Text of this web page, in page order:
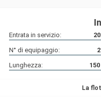
incluso, servizio di
Nespresso.
Entrata in servizio:
N° di equipaggio:
Lunghezza:
150
La